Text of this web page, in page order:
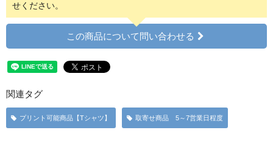
せください。
この商品について問い合わせる
関連タグ
プリント可能商品【Tシャツ】 取寄せ商品 5～7営業日程度